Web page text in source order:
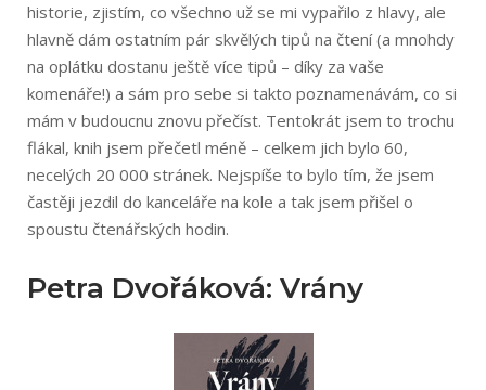
historie, zjistím, co všechno už se mi vypařilo z hlavy, ale
hlavně dám ostatním pár skvělých tipů na čtení (a mnohdy
na oplátku dostanu ještě více tipů – díky za vaše
komenáře!) a sám pro sebe si takto poznamenávám, co si
mám v budoucnu znovu přečíst. Tentokrát jsem to trochu
flákal, knih jsem přečetl méně – celkem jich bylo 60,
necelých 20 000 stránek. Nejspíše to bylo tím, že jsem
častěji jezdil do kanceláře na kole a tak jsem přišel o
spoustu čtenářských hodin.
Petra Dvořáková: Vrány